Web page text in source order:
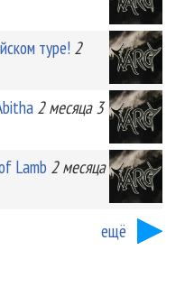
туре! 2
2 месяца 3
Lamb 2 месяца
ещё